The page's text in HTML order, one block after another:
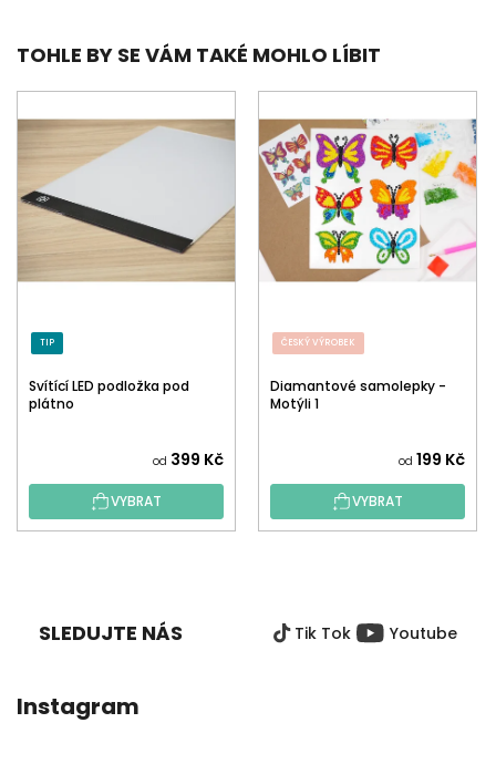
TOHLE BY SE VÁM TAKÉ MOHLO LÍBIT
TIP
Svítící LED podložka pod
plátno
od 399 Kč
VYBRAT
ČESKÝ VÝROBEK
Diamantové samolepky -
Motýli 1
od 199 Kč
VYBRAT
SLEDUJTE NÁS Tik Tok Youtube
Instagram